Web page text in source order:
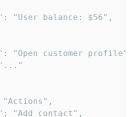
"User balance: $56",
"Open customer
"Add contact",